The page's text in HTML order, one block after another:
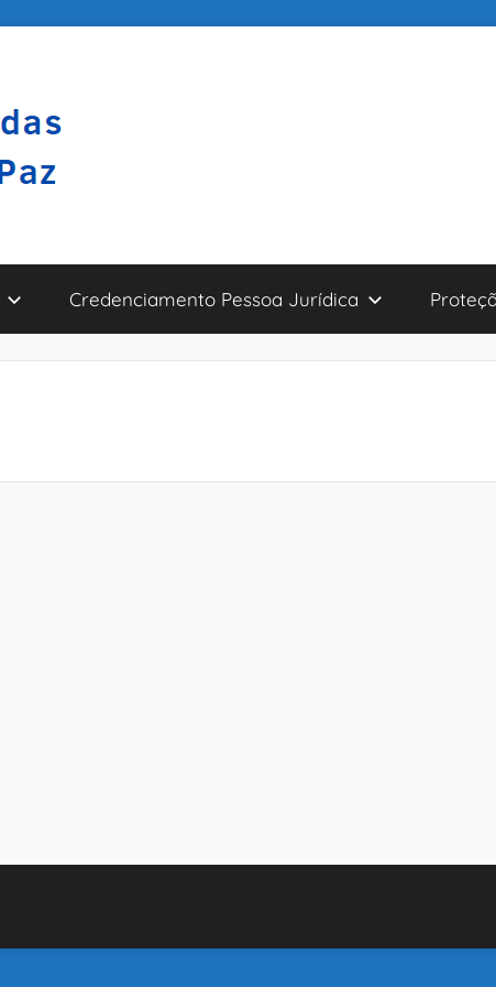
Credenciamento Pessoa Jurídica